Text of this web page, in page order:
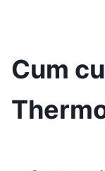
Cum